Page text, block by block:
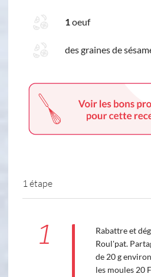
1oeuf
des graines de
1 étape
1
Rabattre et
Roul'pat.
de 20 g
les moules 20